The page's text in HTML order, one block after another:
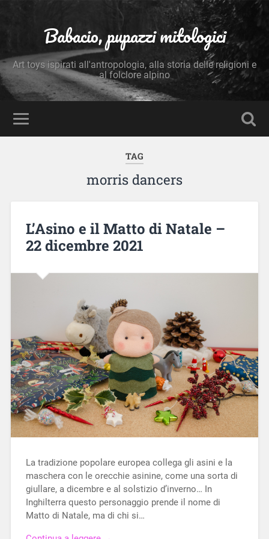
Babacio, pupazzi mitologici
Art toys ispirati all'antropologia, alla storia delle religioni e
al folclore alpino
TAG
morris dancers
L’Asino e il Matto di Natale –
22 dicembre 2021
La tradizione popolare europea collega gli asini e la
maschera con le orecchie asinine, come una sorta di
giullare, a dicembre e al solstizio d’inverno… In
Inghilterra questo personaggio prende il nome di
Matto di Natale, ma di chi si…